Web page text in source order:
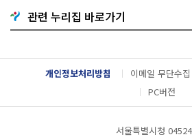
기
G
o
g
l
e
관련 누리집 바로가기
개인정보처리방침 이메일 무단수
PC버전
서울특별시청 04524